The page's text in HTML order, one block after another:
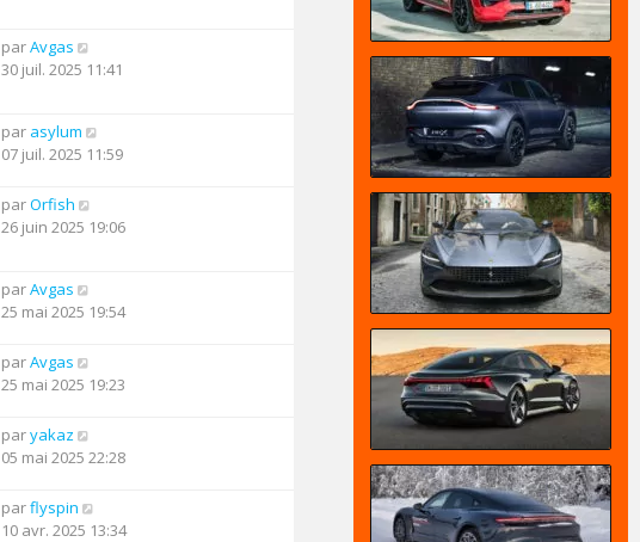
parAvgas
30 juil. 2025 11:41
par asylum
07 juil. 2025 11:59
parOrfish
26 juin 2025 19:06
parAvgas
25 mai 2025 19:54
parAvgas
25 mai 2025 19:23
paryakaz
05 mai 2025 22:28
parflyspin
10 avr. 2025 13:34